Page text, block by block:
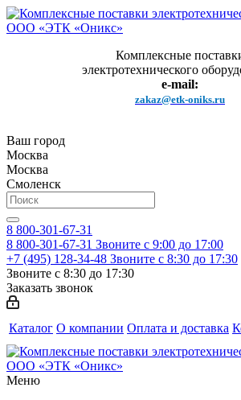
Комплексные
электротехнического
e-mail:
zakaz@etk-oniks.ru
Ваш город
Москва
Москва
Смоленск
8 800-301-67-31
8 800-301-67-31 Звоните с 9:00 до 17:00
+7 (495) 128-34-48 Звоните с 8:30 до 17:30
Звоните с 8:30 до 17:30
Заказать звонок
Каталог О компании Оплата и доставка
Меню